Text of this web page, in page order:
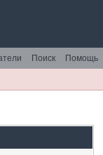
Помощь
Поиск